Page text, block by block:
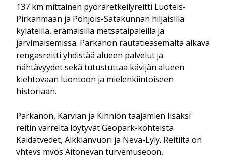
137 km mittainen pyöräretkeilyreitti Luoteis-
Pirkanmaan ja Pohjois-Satakunnan hiljaisilla
kyläteillä, erämaisilla metsätaipaleilla ja
järvimaisemissa. Parkanon rautatieasemalta alkava
rengasreitti yhdistää alueen palvelut ja
nähtävyydet sekä tutustuttaa kävijän alueen
kiehtovaan luontoon ja mielenkiintoiseen
historiaan.
Parkanon, Karvian ja Kihniön taajamien lisäksi
reitin varrelta löytyvät Geopark-kohteista
Kaidatvedet, Alkkianvuori ja Neva-Lyly. Reitiltä on
yhteys myös Aitonevan turvemuseoon,